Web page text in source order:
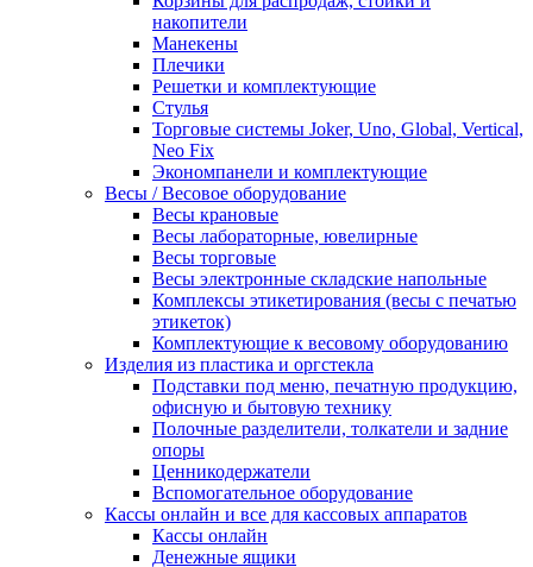
накопители
Манекены
Плечики
Решетки и комплектующие
Стулья
Торговые системы Joker, Uno, Global, Vertical,
Neo Fix
Экономпанели и комплектующие
Весы / Весовое оборудование
Весы крановые
Весы лабораторные, ювелирные
Весы торговые
Весы электронные складские напольные
Комплексы этикетирования (весы с печатью
этикеток)
Комплектующие к весовому оборудованию
Изделия из пластика и оргстекла
Подставки под меню, печатную продукцию,
офисную и бытовую технику
Полочные разделители, толкатели и задние
опоры
Ценникодержатели
Вспомогательное оборудование
Кассы онлайн и все для кассовых аппаратов
Кассы онлайн
Денежные ящики